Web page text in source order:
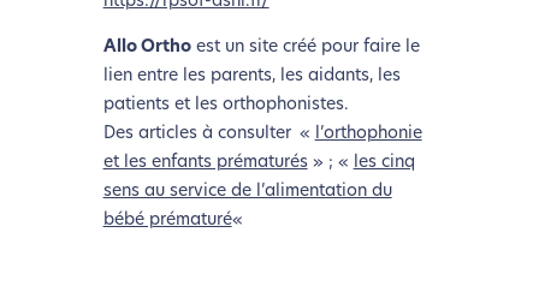
Allo Orthoest un site créé pour faire le
lien entre les parents, les aidants, les
patients et les orthophonistes.
Des articles à consulter «
l’orthophonie
et les enfants prématurés» ; « les cinq
sens au service de l’alimentation du
bébé prématuré«